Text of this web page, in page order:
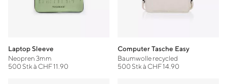
Laptop Sleeve
Neopren 3mm
500 Stk à CHF 11.90
Computer Tasche Easy
Baumwolle recycled
500 Stk à CHF 14.90